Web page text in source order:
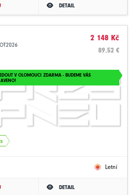
DETAIL
2 148 Kč
89.52 €
V OLOMOUCI ZDARMA - BUDEME VÁS
Letní
DETAIL